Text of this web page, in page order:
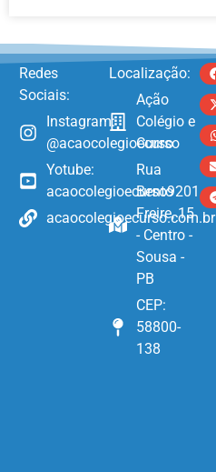
Redes
Sociais:
Instagram:
@acaocolegioecurso
Yotube:
acaocolegioecurso9201
acaocolegioecurso.com.br
Localização:
Ação
Colégio e
Curso
Rua
Bento
Freire, 15
- Centro -
Sousa -
PB
CEP:
58800-
138